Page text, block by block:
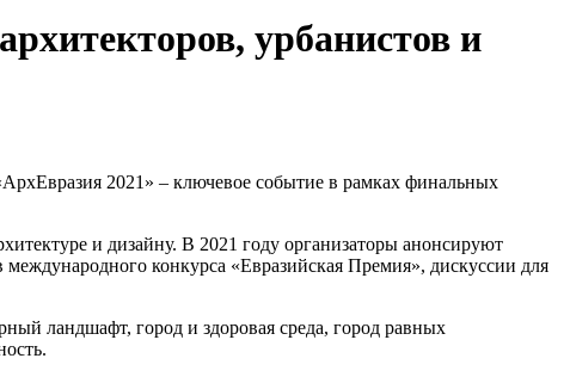
урбанистов и
2021» – ключевое событие в рамках финальных
и дизайну. В 2021 году организаторы анонсируют
конкурса «Евразийская Премия», дискуссии для
ландшафт, город и здоровая среда, город равных